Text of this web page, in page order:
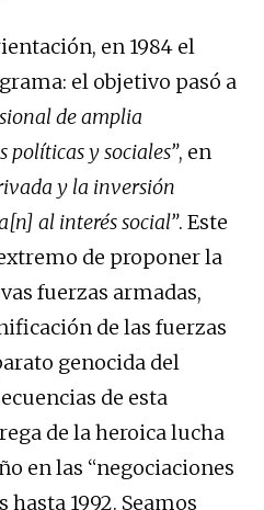
en 1984 el
el objetivo pasó a
de amplia
políticas y sociales”, en
y la inversión
al interés social”. Este
de proponer la
fuerzas armadas,
de las fuerzas
genocida del
de esta
de la heroica lucha
en las “negociaciones
hasta 1992. Seamos